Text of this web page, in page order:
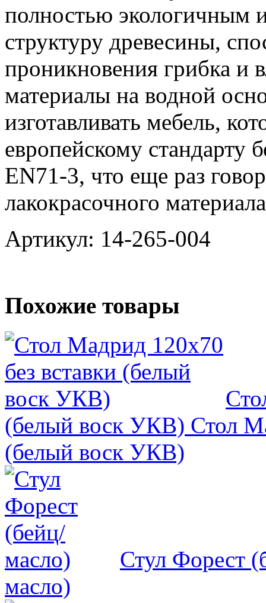
полностью экологичным
структуру древесины,
проникновения грибка и
материалы на водной
изготавливать мебель,
европейскому стандарту
EN71-3, что еще раз
лакокрасочного
Артикул: 14-265-004
Похожие товары
(белый воск УКВ) Стол
(белый воск УКВ)
Стул Форест
масло)